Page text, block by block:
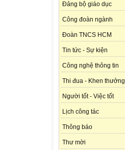
Đảng bộ giáo dục
Công đoàn ngành
Đoàn TNCS HCM
Tin tức - Sự kiện
Công nghệ thông tin
Thi đua - Khen thưởng
Người tốt - Việc tốt
Lịch công tác
Thông báo
Thư mời